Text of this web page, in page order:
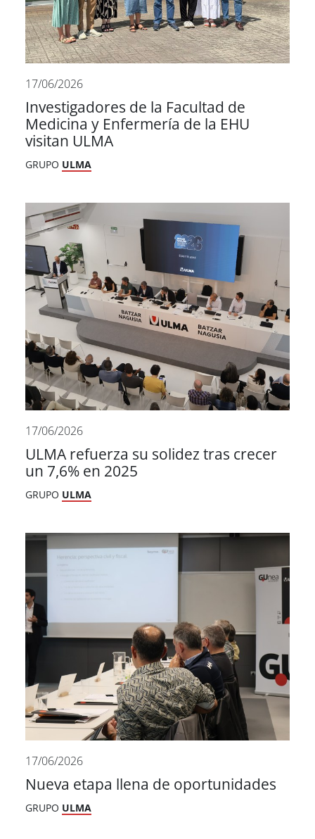
17/06/2026
Investigadores de la Facultad de
Medicina y Enfermería de la EHU
visitan ULMA
GRUPO ULMA
17/06/2026
ULMA refuerza su solidez tras crecer
un 7,6% en 2025
GRUPO ULMA
17/06/2026
Nueva etapa llena de oportunidades
GRUPO ULMA